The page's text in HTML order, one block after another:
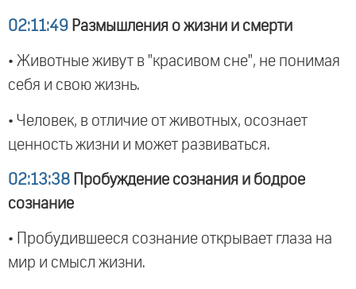
02:11:49 Размышления о жизни и смерти
• Животные живут в "красивом сне", не понимая
себя и свою жизнь.
• Человек, в отличие от животных, осознает
ценность жизни и может развиваться.
02:13:38 Пробуждение сознания и бодрое
сознание
• Пробудившееся сознание открывает глаза на
мир и смысл жизни.